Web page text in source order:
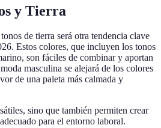
y Tierra
de tierra será otra tendencia clave
Estos colores, que incluyen los tonos
son fáciles de combinar y aportan
masculina se alejará de los colores
de una paleta más calmada y
sino que también permiten crear
para el entorno laboral.